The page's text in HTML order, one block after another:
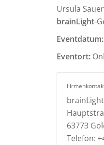
Ursula
brainLight-
Eventdatum:
Eventort:
63773
Telefon: